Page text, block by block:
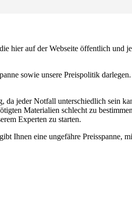
hier auf der Webseite öffentlich
sowie unsere Preispolitik
jeder Notfall unterschiedlich sein
Materialien schlecht zu
Experten zu starten.
Ihnen eine ungefähre Preisspanne,